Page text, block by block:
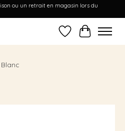
ou un retrait en magasin lors du
Liste dePanier